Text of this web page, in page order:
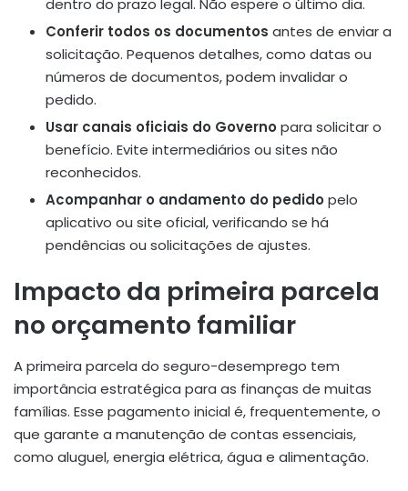
dentro do prazo legal. Não espere o último dia.
Conferir todos os documentos antes de enviar a
solicitação. Pequenos detalhes, como datas ou
números de documentos, podem invalidar o
pedido.
Usar canais oficiais do Governo para solicitar o
benefício. Evite intermediários ou sites não
reconhecidos.
Acompanhar o andamento do pedido pelo
aplicativo ou site oficial, verificando se há
pendências ou solicitações de ajustes.
Impacto da primeira parcela
no orçamento familiar
A primeira parcela do seguro-desemprego tem
importância estratégica para as finanças de muitas
famílias. Esse pagamento inicial é, frequentemente, o
que garante a manutenção de contas essenciais,
como aluguel, energia elétrica, água e alimentação.